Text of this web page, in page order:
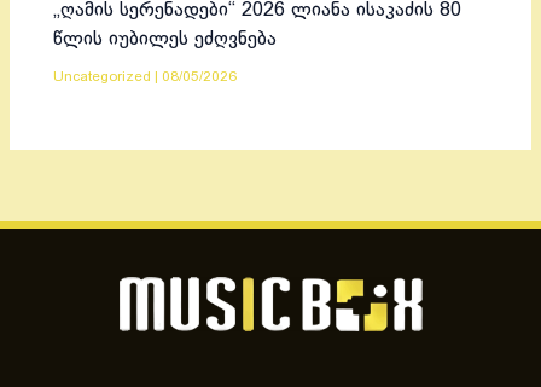
„ღამის სერენადები“ 2026 ლიანა ისაკაძის 80
წლის იუბილეს ეძღვნება
Uncategorized 08/05/2026